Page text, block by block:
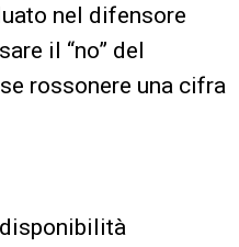
nel difensore
il “no” del
rossonere una cifra